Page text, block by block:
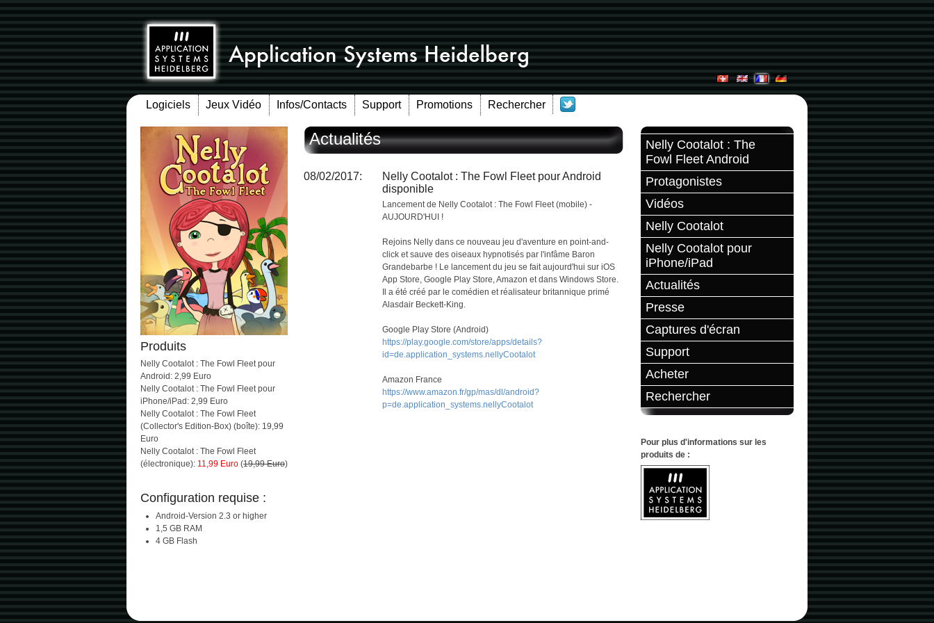
Logiciels Jeux Vidéo Infos/Contacts Support Promotions Rechercher
Produits
Nelly Cootalot : The Fowl Fleet pour
Android: 2,99 Euro
Nelly Cootalot : The Fowl Fleet pour
iPhone/iPad: 2,99 Euro
Nelly Cootalot : The Fowl Fleet
(Collector's Edition-Box) (boîte): 19,99
Euro
Nelly Cootalot : The Fowl Fleet
(électronique): 11,99 Euro (19,99 Euro)
Configuration requise :
Android-Version 2.3 or higher
1,5 GB RAM
4 GB Flash
Nelly Cootalot : The
Fowl Fleet Android
Protagonistes
Vidéos
Nelly Cootalot
Nelly Cootalot pour
iPhone/iPad
Actualités
Presse
Captures d'écran
Support
Acheter
Rechercher
Pour plus d'informations sur les
produits de :
Actualités
08/02/2017:
Nelly Cootalot : The Fowl Fleet pour Android
disponible
Lancement de Nelly Cootalot : The Fowl Fleet (mobile) -
AUJOURD'HUI !
Rejoins Nelly dans ce nouveau jeu d'aventure en point-and-
click et sauve des oiseaux hypnotisés par l'infâme Baron
Grandebarbe ! Le lancement du jeu se fait aujourd'hui sur iOS
App Store, Google Play Store, Amazon et dans Windows Store.
Il a été créé par le comédien et réalisateur britannique primé
Alasdair Beckett-King.
Google Play Store (Android)
https://play.google.com/store/apps/details?
id=de.application_systems.nellyCootalot
Amazon France
https://www.amazon.fr/gp/mas/dl/android?
p=de.application_systems.nellyCootalot